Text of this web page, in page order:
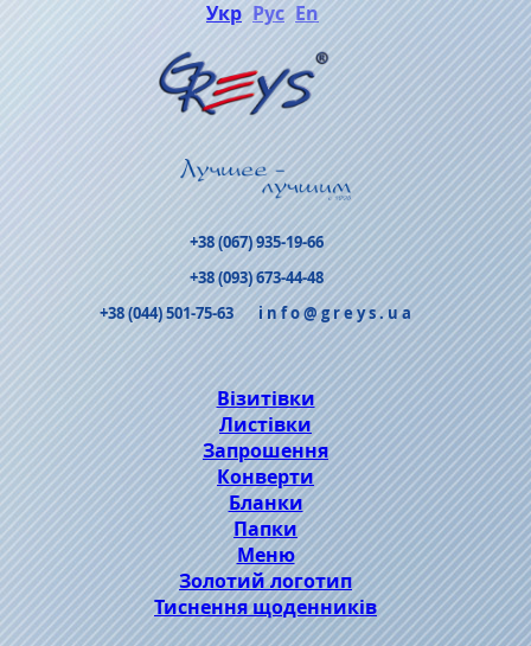
Укр Рус En
+38 (067) 935-19-66
+38 (093) 673-44-48
+38 (044) 501-75-63
info@greys.ua
Візитівки
Листівки
Запрошення
Конверти
Бланки
Папки
Меню
Золотий логотип
Тиснення щоденників